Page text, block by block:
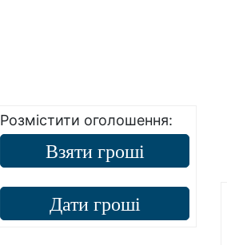
Розмістити оголошення:
Взяти гроші
Дати гроші